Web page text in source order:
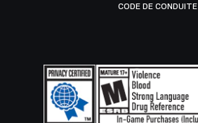
CODE DE CONDUITE